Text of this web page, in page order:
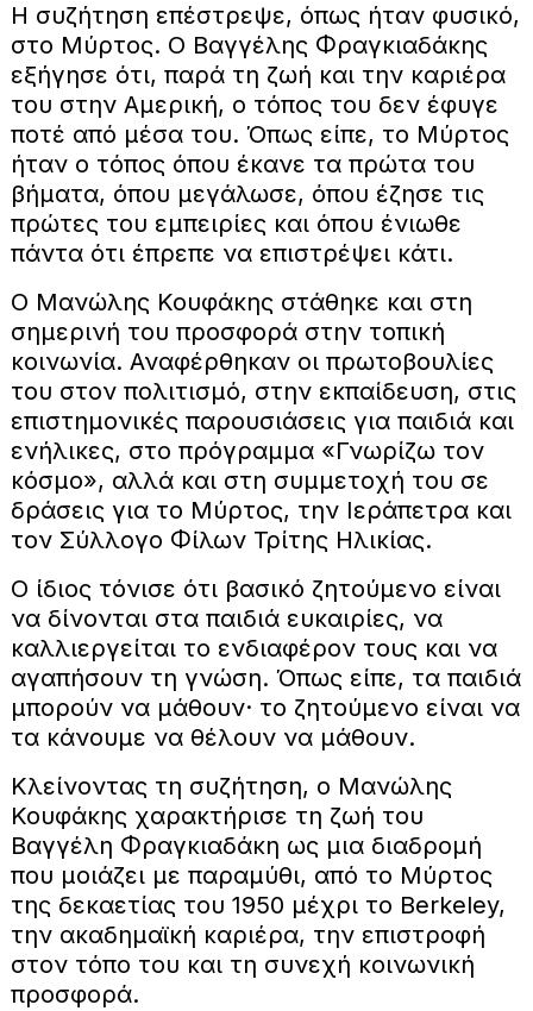
Η συζήτηση επέστρεψε, όπως ήταν φυσικό,
στο Μύρτος. Ο Βαγγέλης Φραγκιαδάκης
εξήγησε ότι, παρά τη ζωή και την καριέρα
του στην Αμερική, ο τόπος του δεν έφυγε
ποτέ από μέσα του. Όπως είπε, το Μύρτος
ήταν ο τόπος όπου έκανε τα πρώτα του
βήματα, όπου μεγάλωσε, όπου έζησε τις
πρώτες του εμπειρίες και όπου ένιωθε
πάντα ότι έπρεπε να επιστρέψει κάτι.
Ο Μανώλης Κουφάκης στάθηκε και στη
σημερινή του προσφορά στην τοπική
κοινωνία. Αναφέρθηκαν οι πρωτοβουλίες
του στον πολιτισμό, στην εκπαίδευση, στις
επιστημονικές παρουσιάσεις για παιδιά και
ενήλικες, στο πρόγραμμα «Γνωρίζω τον
κόσμο», αλλά και στη συμμετοχή του σε
δράσεις για το Μύρτος, την Ιεράπετρα και
τον Σύλλογο Φίλων Τρίτης Ηλικίας.
Ο ίδιος τόνισε ότι βασικό ζητούμενο είναι
να δίνονται στα παιδιά ευκαιρίες, να
καλλιεργείται το ενδιαφέρον τους και να
αγαπήσουν τη γνώση. Όπως είπε, τα παιδιά
μπορούν να μάθουν· το ζητούμενο είναι να
τα κάνουμε να θέλουν να μάθουν.
Κλείνοντας τη συζήτηση, ο Μανώλης
Κουφάκης χαρακτήρισε τη ζωή του
Βαγγέλη Φραγκιαδάκη ως μια διαδρομή
που μοιάζει με παραμύθι, από το Μύρτος
της δεκαετίας του 1950 μέχρι το Berkeley,
την ακαδημαϊκή καριέρα, την επιστροφή
στον τόπο του και τη συνεχή κοινωνική
προσφορά.